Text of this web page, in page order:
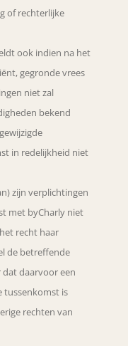
of rechterlijke
ook indien na het
gegronde vrees
niet zal
bekend
in redelijkheid niet
zijn verplichtingen
met byCharly niet
recht haar
de betreffende
daarvoor een
tussenkomst is
rechten van